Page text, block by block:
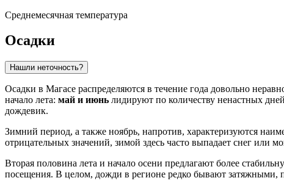
Среднемесячная температура
Осадки
Нашли неточность?
Осадки в Магасе распределяются в течение года довольно
начало лета: май и июнь лидируют по количеству ненастных
дождевик.
Зимний период, а также ноябрь, напротив, характеризуются
отрицательных значений, зимой здесь часто выпадает снег
Вторая половина лета и начало осени предлагают более
посещения. В целом, дожди в регионе редко бывают затяжными,